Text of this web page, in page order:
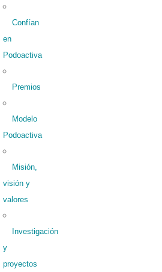
Confían
en
Podoactiva
Premios
Modelo
Podoactiva
Misión,
visión y
valores
Investigación
y
proyectos